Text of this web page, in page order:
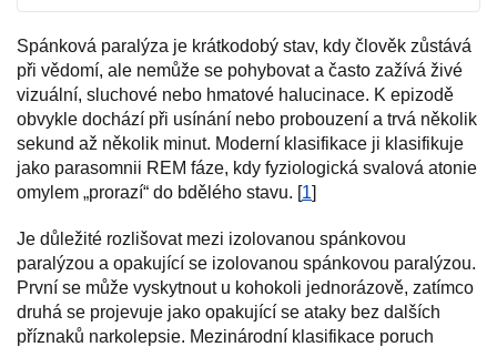
Spánková paralýza je krátkodobý stav, kdy člověk zůstává
při vědomí, ale nemůže se pohybovat a často zažívá živé
vizuální, sluchové nebo hmatové halucinace. K epizodě
obvykle dochází při usínání nebo probouzení a trvá několik
sekund až několik minut. Moderní klasifikace ji klasifikuje
jako parasomnii REM fáze, kdy fyziologická svalová atonie
omylem „prorazí“ do bdělého stavu. [1]
Je důležité rozlišovat mezi izolovanou spánkovou
paralýzou a opakující se izolovanou spánkovou paralýzou.
První se může vyskytnout u kohokoli jednorázově, zatímco
druhá se projevuje jako opakující se ataky bez dalších
příznaků narkolepsie. Mezinárodní klasifikace poruch